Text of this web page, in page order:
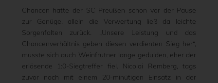
Chancen hatte der SC Preußen schon vor der Pause
zur Genüge, allein die Verwertung ließ da leichte
Sorgenfalten zurück. „Unsere Leistung und das
Chancenverhältnis geben diesen verdienten Sieg her“,
musste sich auch Weinfrutner lange gedulden, eher der
erlösende 1:0-Siegtreffer fiel. Nicolai Remberg, tags
zuvor noch mit einem 20-minütigen Einsatz in der